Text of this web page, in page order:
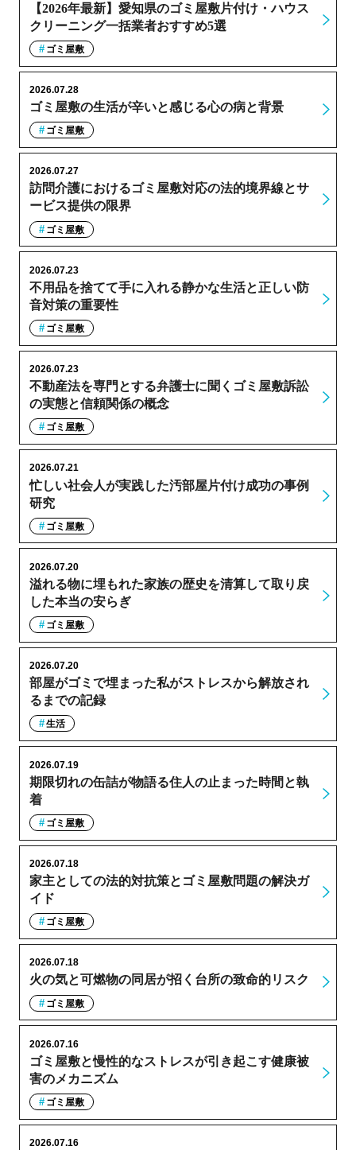
【2026年最新】愛知県のゴミ屋敷片付け・ハウス
クリーニング一括業者おすすめ5選
ゴミ屋敷
ゴミ屋敷の生活が辛いと感じる心の病と背景
2026.07.28
ゴミ屋敷
訪問介護におけるゴミ屋敷対応の法的境界線とサ
ービス提供の限界
2026.07.27
ゴミ屋敷
不用品を捨てて手に入れる静かな生活と正しい防
音対策の重要性
2026.07.23
ゴミ屋敷
不動産法を専門とする弁護士に聞くゴミ屋敷訴訟
の実態と信頼関係の概念
2026.07.23
ゴミ屋敷
忙しい社会人が実践した汚部屋片付け成功の事例
研究
2026.07.21
ゴミ屋敷
溢れる物に埋もれた家族の歴史を清算して取り戻
した本当の安らぎ
2026.07.20
ゴミ屋敷
部屋がゴミで埋まった私がストレスから解放され
るまでの記録
2026.07.20
生活
期限切れの缶詰が物語る住人の止まった時間と執
着
2026.07.19
ゴミ屋敷
家主としての法的対抗策とゴミ屋敷問題の解決ガ
イド
2026.07.18
ゴミ屋敷
火の気と可燃物の同居が招く台所の致命的リスク
2026.07.18
ゴミ屋敷
ゴミ屋敷と慢性的なストレスが引き起こす健康被
害のメカニズム
2026.07.16
ゴミ屋敷
2026.07.16